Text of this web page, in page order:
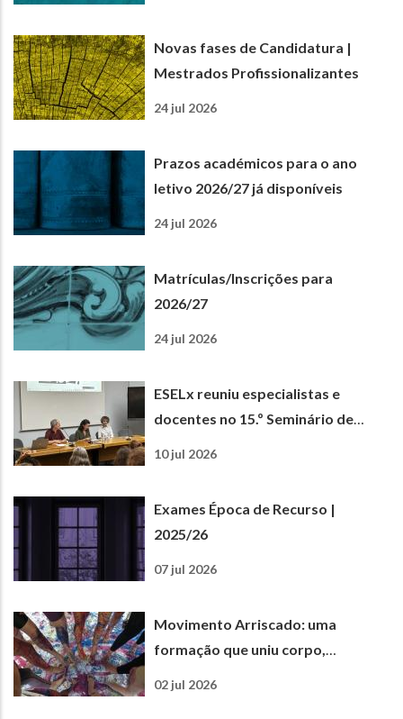
Novas fases de Candidatura |
Mestrados Profissionalizantes
24 jul 2026
Prazos académicos para o ano
letivo 2026/27 já disponíveis
24 jul 2026
Matrículas/Inscrições para
2026/27
24 jul 2026
ESELx reuniu especialistas e
docentes no 15.º Seminário de
10 jul 2026
Exames Época de Recurso |
2025/26
07 jul 2026
Movimento Arriscado: uma
formação que uniu corpo,
02 jul 2026